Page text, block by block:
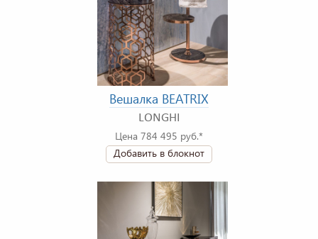
Вешалка BEATRIX
LONGHI
Цена 784 495 руб.*
Добавить в блокнот